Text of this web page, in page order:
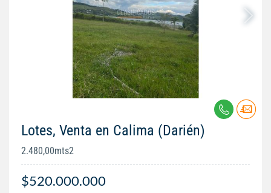
Lotes, Venta en Calima (Darién)
2.480,00mts2
$520.000.000